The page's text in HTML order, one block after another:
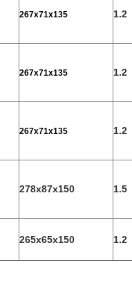
267x71x135 1.2
267x71x135 1.2
267x71x135 1.2
278x87x150 1.5
265x65x150 1.2